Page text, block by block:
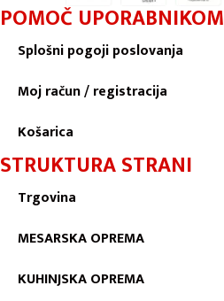
POMOČ UPORABNIKOM
Splošni pogoji poslovanja
Moj račun / registracija
Košarica
STRUKTURA STRANI
Trgovina
MESARSKA OPREMA
KUHINJSKA OPREMA